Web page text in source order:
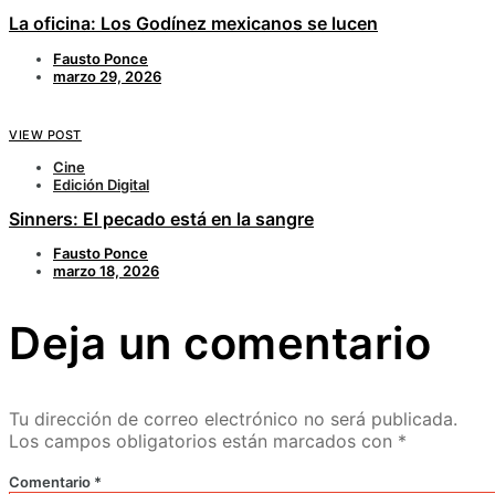
La oficina: Los Godínez mexicanos se lucen
Fausto Ponce
marzo 29, 2026
VIEW POST
Cine
Edición Digital
Sinners: El pecado está en la sangre
Fausto Ponce
marzo 18, 2026
Deja un comentario
Tu dirección de correo electrónico no será publicada.
Los campos obligatorios están marcados con *
Comentario *